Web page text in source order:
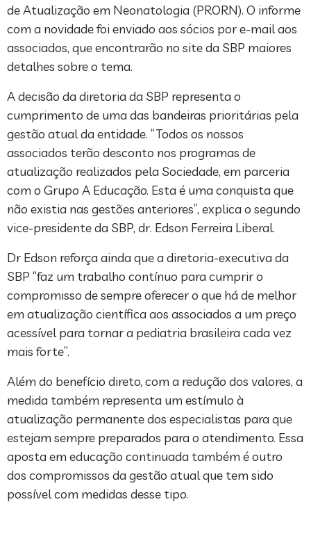
de Atualização em Neonatologia (PRORN). O informe
com a novidade foi enviado aos sócios por e-mail aos
associados, que encontrarão no site da SBP maiores
detalhes sobre o tema.
A decisão da diretoria da SBP representa o
cumprimento de uma das bandeiras prioritárias pela
gestão atual da entidade. “Todos os nossos
associados terão desconto nos programas de
atualização realizados pela Sociedade, em parceria
com o Grupo A Educação. Esta é uma conquista que
não existia nas gestões anteriores”, explica o segundo
vice-presidente da SBP, dr. Edson Ferreira Liberal.
Dr Edson reforça ainda que a diretoria-executiva da
SBP “faz um trabalho contínuo para cumprir o
compromisso de sempre oferecer o que há de melhor
em atualização científica aos associados a um preço
acessível para tornar a pediatria brasileira cada vez
mais forte”.
Além do benefício direto, com a redução dos valores, a
medida também representa um estímulo à
atualização permanente dos especialistas para que
estejam sempre preparados para o atendimento. Essa
aposta em educação continuada também é outro
dos compromissos da gestão atual que tem sido
possível com medidas desse tipo.